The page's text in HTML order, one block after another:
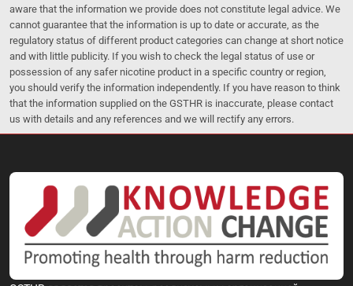
aware that the information we provide does not constitute legal advice. We
cannot guarantee that the information is up to date or accurate, as the
regulatory status of different product categories can change at short notice
and with little publicity. If you wish to check the legal status of use or
possession of any safer nicotine product in a specific country or region,
you should verify the information independently. If you have reason to think
that the information supplied on the GSTHR is inaccurate, please contact
us with details and any references and we will rectify any errors.